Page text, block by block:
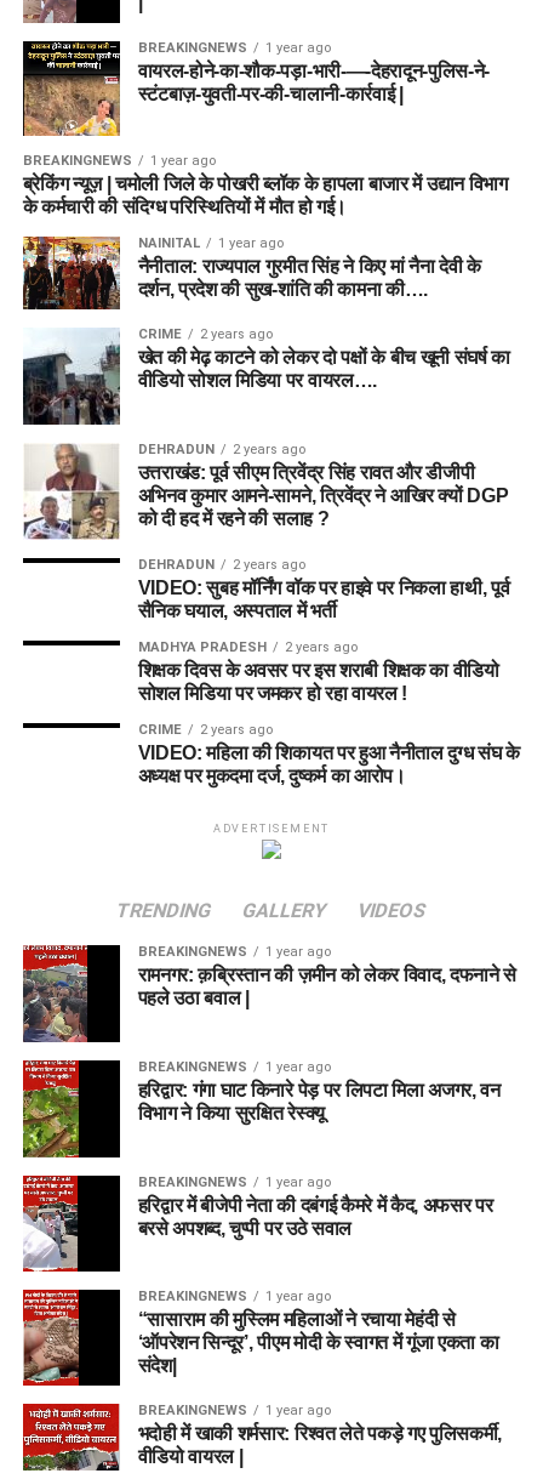
किए गए उम्मीदवारों को अपने मूल प्रमाणपत्रों की जांच करानी
होगी।
चिकित्सा परीक्षण (Medical Examination):अंतिम चयन से
पहले उम्मीदवारों का शारीरिक रूप से पद के योग्य होने की पुष्टि के
आवेदन शुल्क (Application Fee)
DSSSB आवेदकों से बेहद किफायती आवेदन शुल्क लेता है। भुगतान
केवल ऑनलाइन माध्यम (नेट बैंकिंग, डेबिट/क्रेडिट कार्ड, यूपीआई) से ही
स्वीकार किया जाएगा।
श्रेणी (Category) आवेदन शुल्क
सामान्य वर्ग (General), ओबीसी
(OBC), ईडब्ल्यूएस (EWS)
अनुसूचित जाति (SC), अनुसूचित
जनजाति (ST)
₹0 (निःशुल्क)
दिव्यांगजन (PwD) और सभी महिला
₹0 (निःशुल्क)
DSSSB Recruitment 2026 के लिए
ऑनलाइन आवेदन कैसे करें?
यदि आप इस भर्ती के लिए योग्य हैं और आवेदन करना चाहते हैं, तो 16 जून
ऑनलाइन आवेदन पोर्टल dsssbonline.nic.in पर जाएं।
DSSSB पोर्टल पर आवेदन नहीं किया है, तो ‘Click for New
Registration’ पर क्लिक करें और अपनी बुनियादी जानकारियां
(नाम, जन्मतिथि, कक्षा 10वीं का रोल नंबर आदि) भरकर यूजर
आईडी और पासवर्ड बनाएं।
लॉगिन करें:पंजीकृत यूजर आईडी और पासवर्ड की मदद से पोर्टल
पर लॉगिन करें।
चुनें जिसके लिए आप आवेदन करना चाहते हैं।
फॉर्म भरें:आवेदन फॉर्म में मांगी गई अपनी व्यक्तिगत, शैक्षणिक और
व्यावसायिक योग्यताओं की जानकारी सही-सही दर्ज करें।
दस्तावेज अपलोड करें:अपनी हालिया पासपोर्ट साइज फोटो,
हस्ताक्षर और आवश्यक प्रमाणपत्रों की स्कैन कॉपी निर्धारित
फॉर्मेट और साइज में अपलोड करें।
आवेदन शुल्क का भुगतान: यदि आप सामान्य, ओबीसी या ईडब्ल्यूएस
श्रेणी से आते हैं, तो ₹100 का आवेदन शुल्क ऑनलाइन जमा करें।
(महिलाएं और SC/ST उम्मीदवार इस चरण को छोड़ सकते हैं)।
BREAKINGNEWS 1 year ago
वायरल-होने-का-शौक-पड़ा-भारी-—-देहरादून-पुलिस-ने-
स्टंटबाज़-युवती-पर-की-चालानी-कार्रवाई |
BREAKINGNEWS 1 year ago
ब्रेकिंग न्यूज़ | चमोली जिले के पोखरी ब्लॉक के हापला बाजार में उद्यान विभाग
के कर्मचारी की संदिग्ध परिस्थितियों में मौत हो गई।
NAINITAL 1 year ago
नैनीताल: राज्यपाल गुरमीत सिंह ने किए मां नैना देवी के
दर्शन, प्रदेश की सुख-शांति की कामना की….
CRIME 2 years ago
खेत की मेढ़ काटने को लेकर दो पक्षों के बीच खूनी संघर्ष का
वीडियो सोशल मिडिया पर वायरल….
DEHRADUN 2 years ago
उत्तराखंड: पूर्व सीएम त्रिवेंद्र सिंह रावत और डीजीपी
अभिनव कुमार आमने-सामने, त्रिवेंद्र ने आखिर क्यों DGP
को दी हद में रहने की सलाह ?
DEHRADUN 2 years ago
VIDEO: सुबह मॉर्निंग वॉक पर हाइवे पर निकला हाथी, पूर्व
सैनिक घयाल, अस्पताल में भर्ती
MADHYA PRADESH 2 years ago
शिक्षक दिवस के अवसर पर इस शराबी शिक्षक का वीडियो
सोशल मिडिया पर जमकर हो रहा वायरल !
CRIME 2 years ago
VIDEO: महिला की शिकायत पर हुआ नैनीताल दुग्ध संघ के
अध्यक्ष पर मुकदमा दर्ज, दुष्कर्म का आरोप।
ADVERTISEMENT
TRENDING GALLERY VIDEOS
BREAKINGNEWS 1 year ago
रामनगर: क़ब्रिस्तान की ज़मीन को लेकर विवाद, दफनाने से
पहले उठा बवाल |
BREAKINGNEWS 1 year ago
हरिद्वार: गंगा घाट किनारे पेड़ पर लिपटा मिला अजगर, वन
विभाग ने किया सुरक्षित रेस्क्यू
BREAKINGNEWS 1 year ago
हरिद्वार में बीजेपी नेता की दबंगई कैमरे में कैद, अफसर पर
बरसे अपशब्द, चुप्पी पर उठे सवाल
BREAKINGNEWS 1 year ago
“सासाराम की मुस्लिम महिलाओं ने रचाया मेहंदी से
‘ऑपरेशन सिन्दूर’, पीएम मोदी के स्वागत में गूंजा एकता का
संदेश|
BREAKINGNEWS 1 year ago
भदोही में खाकी शर्मसार: रिश्वत लेते पकड़े गए पुलिसकर्मी,
वीडियो वायरल |